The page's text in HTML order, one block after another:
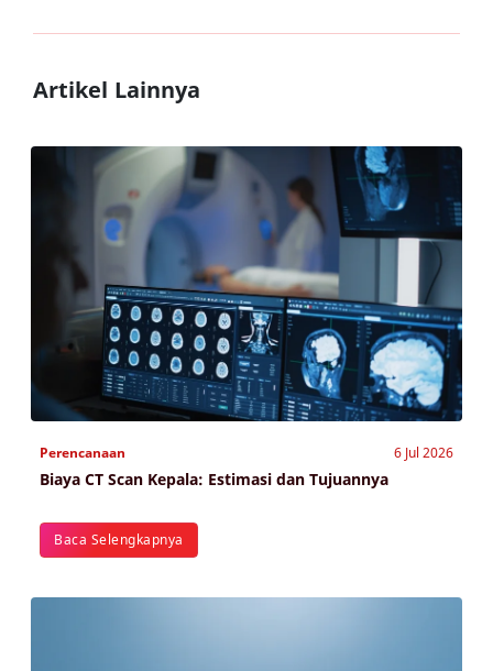
Artikel Lainnya
Perencanaan 6 Jul 2026
Biaya CT Scan Kepala: Estimasi dan Tujuannya
Baca Selengkapnya